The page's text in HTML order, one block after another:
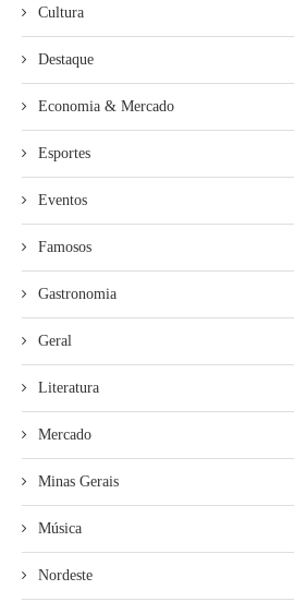
Cultura
Destaque
Economia & Mercado
Esportes
Eventos
Famosos
Gastronomia
Geral
Literatura
Mercado
Minas Gerais
Música
Nordeste